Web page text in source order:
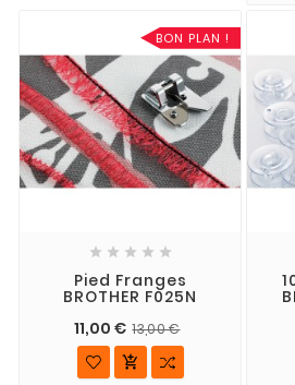
BON PLAN !
    
Pied Franges
BROTHER F025N
11,00 € 13,00 €
